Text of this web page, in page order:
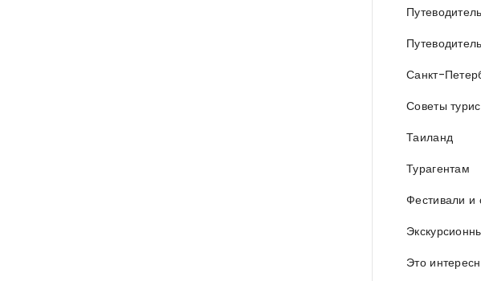
Путеводитель
Санкт-
Советы
Таиланд
Турагентам
Фестивали и
Это